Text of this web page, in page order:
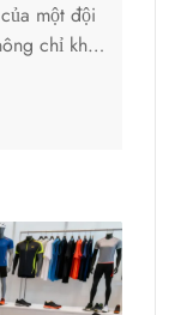
một đội
chỉ khơi
kết và
kế